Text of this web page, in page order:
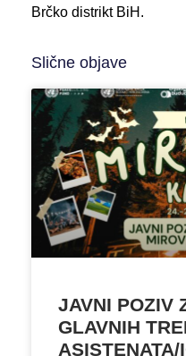
Brčko distrikt BiH.
Slične objave
JAVNI POZIV
GLAVNIH
ASISTENATA/